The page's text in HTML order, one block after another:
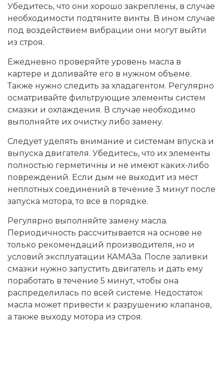
Убедитесь, что они хорошо закреплены, в случае
необходимости подтяните винты. В ином случае
под воздействием вибрации они могут выйти
из строя.
Ежедневно проверяйте уровень масла в
картере и доливайте его в нужном объеме.
Также нужно следить за хладагентом. Регулярно
осматривайте фильтрующие элементы систем
смазки и охлаждения. В случае необходимо
выполняйте их очистку либо замену.
Следует уделять внимание и системам впуска и
выпуска двигателя. Убедитесь, что их элементы
полностью герметичны и не имеют каких-либо
повреждений. Если дым не выходит из мест
неплотных соединений в течение 3 минут после
запуска мотора, то все в порядке.
Регулярно выполняйте замену масла.
Периодичность рассчитывается на основе не
только рекомендаций производителя, но и
условий эксплуатации КАМАЗа. После заливки
смазки нужно запустить двигатель и дать ему
поработать в течение 5 минут, чтобы она
распределилась по всей системе. Недостаток
масла может привести к разрушению клапанов,
а также выходу мотора из строя.